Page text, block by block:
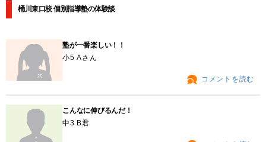
桶川東口校 個別指導塾の体験談
塾が一番楽しい！！
小5 Aさん
コメントを読む
こんなに伸びるんだ！
中3 B君